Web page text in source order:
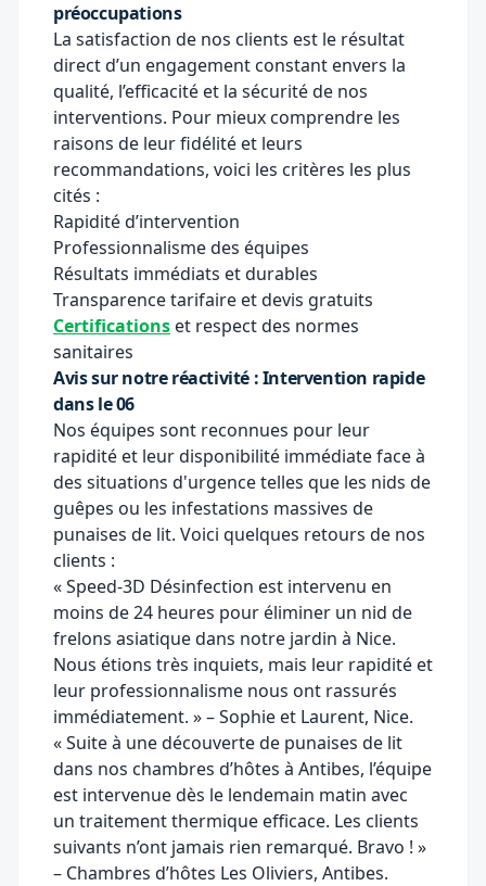
préoccupations
La satisfaction de nos clients est le résultat
direct d’un engagement constant envers la
qualité, l’efficacité et la sécurité de nos
interventions. Pour mieux comprendre les
raisons de leur fidélité et leurs
recommandations, voici les critères les plus
cités :
Rapidité d’intervention
Professionnalisme des équipes
Résultats immédiats et durables
Transparence tarifaire et devis gratuits
Certifications et respect des normes
sanitaires
Avis sur notre réactivité : Intervention rapide
dans le 06
Nos équipes sont reconnues pour leur
rapidité et leur disponibilité immédiate face à
des situations d'urgence telles que les nids de
guêpes ou les infestations massives de
punaises de lit. Voici quelques retours de nos
clients :
« Speed-3D Désinfection est intervenu en
moins de 24 heures pour éliminer un nid de
frelons asiatique dans notre jardin à Nice.
Nous étions très inquiets, mais leur rapidité et
leur professionnalisme nous ont rassurés
immédiatement. » – Sophie et Laurent, Nice.
« Suite à une découverte de punaises de lit
dans nos chambres d’hôtes à Antibes, l’équipe
est intervenue dès le lendemain matin avec
un traitement thermique efficace. Les clients
suivants n’ont jamais rien remarqué. Bravo ! »
– Chambres d’hôtes Les Oliviers, Antibes.